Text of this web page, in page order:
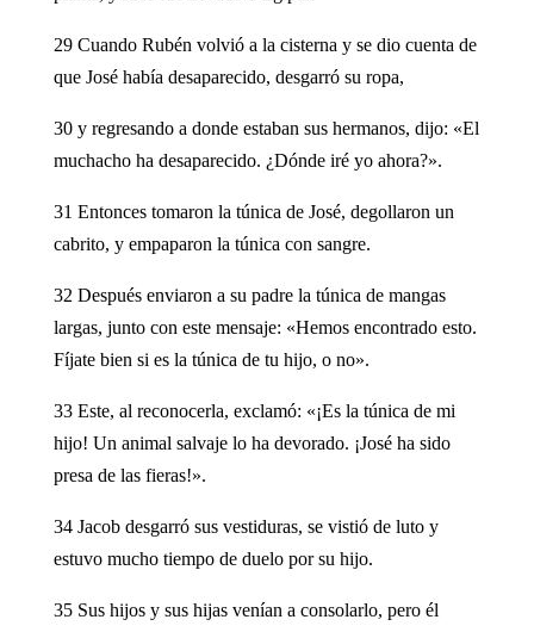
29 Cuando Rubén volvió a la cisterna y se dio cuenta de
que José había desaparecido, desgarró su ropa,
30 y regresando a donde estaban sus hermanos, dijo: «El
muchacho ha desaparecido. ¿Dónde iré yo ahora?».
31 Entonces tomaron la túnica de José, degollaron un
cabrito, y empaparon la túnica con sangre.
32 Después enviaron a su padre la túnica de mangas
largas, junto con este mensaje: «Hemos encontrado esto.
Fíjate bien si es la túnica de tu hijo, o no».
33 Este, al reconocerla, exclamó: «¡Es la túnica de mi
hijo! Un animal salvaje lo ha devorado. ¡José ha sido
presa de las fieras!».
34 Jacob desgarró sus vestiduras, se vistió de luto y
estuvo mucho tiempo de duelo por su hijo.
35 Sus hijos y sus hijas venían a consolarlo, pero él